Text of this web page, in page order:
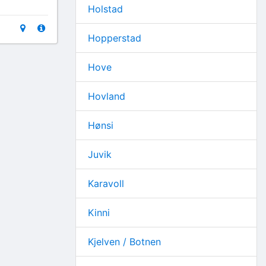
Holstad
Hopperstad
Hove
Hovland
Hønsi
Juvik
Karavoll
Kinni
Kjelven / Botnen